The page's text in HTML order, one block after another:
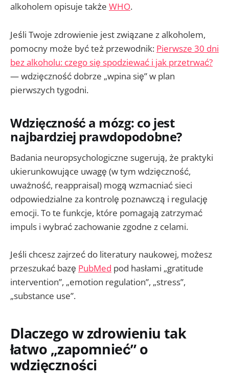
alkoholem opisuje także WHO.
Jeśli Twoje zdrowienie jest związane z alkoholem,
pomocny może być też przewodnik: Pierwsze 30 dni
bez alkoholu: czego się spodziewać i jak przetrwać?
— wdzięczność dobrze „wpina się” w plan
pierwszych tygodni.
Wdzięczność a mózg: co jest
najbardziej prawdopodobne?
Badania neuropsychologiczne sugerują, że praktyki
ukierunkowujące uwagę (w tym wdzięczność,
uważność, reappraisal) mogą wzmacniać sieci
odpowiedzialne za kontrolę poznawczą i regulację
emocji. To te funkcje, które pomagają zatrzymać
impuls i wybrać zachowanie zgodne z celami.
Jeśli chcesz zajrzeć do literatury naukowej, możesz
przeszukać bazę PubMed pod hasłami „gratitude
intervention”, „emotion regulation”, „stress”,
„substance use”.
Dlaczego w zdrowieniu tak
łatwo „zapomnieć” o
wdzięczności